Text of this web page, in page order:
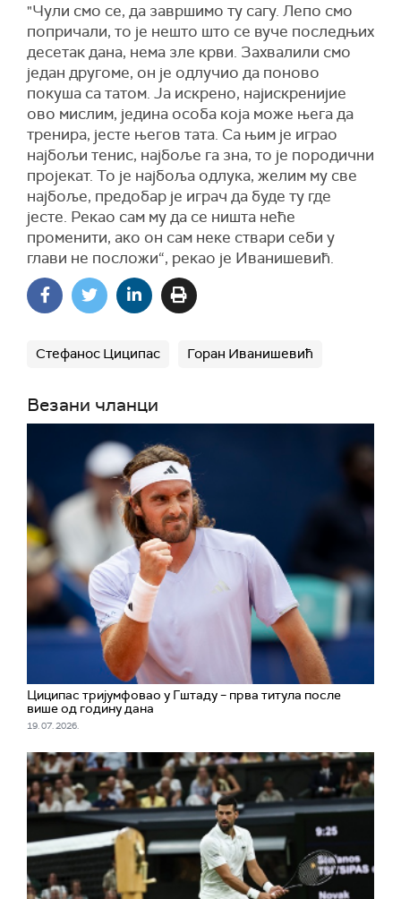
"Чули смо се, да завршимо ту сагу. Лепо смо
попричали, то је нешто што се вуче последњих
десетак дана, нема зле крви. Захвалили смо
један другоме, он је одлучио да поново
покуша са татом. Ја искрено, најискренијие
ово мислим, једина особа која може њега да
тренира, јесте његов тата. Са њим је играо
најбољи тенис, најбоље га зна, то је породични
пројекат. То је најбоља одлука, желим му све
најбоље, предобар је играч да буде ту где
јесте. Рекао сам му да се ништа неће
променити, ако он сам неке ствари себи у
глави не посложи“, рекао је Иванишевић.
Стефанос Циципас Горан Иванишевић
Везани чланци
Циципас тријумфовао у Гштаду – прва титула после
више од годину дана
19. 07. 2026.